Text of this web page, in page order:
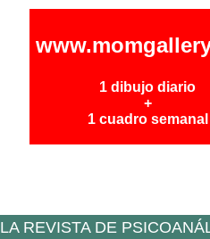
1 dibujo diario
+
1 cuadro semanal
LA REVISTA DE